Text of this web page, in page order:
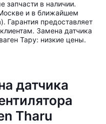
запчасти в наличии.
и в ближайшем
Гарантия предоставляет
Замена датчика
Тару: низкие цены.
датчика
Tharu